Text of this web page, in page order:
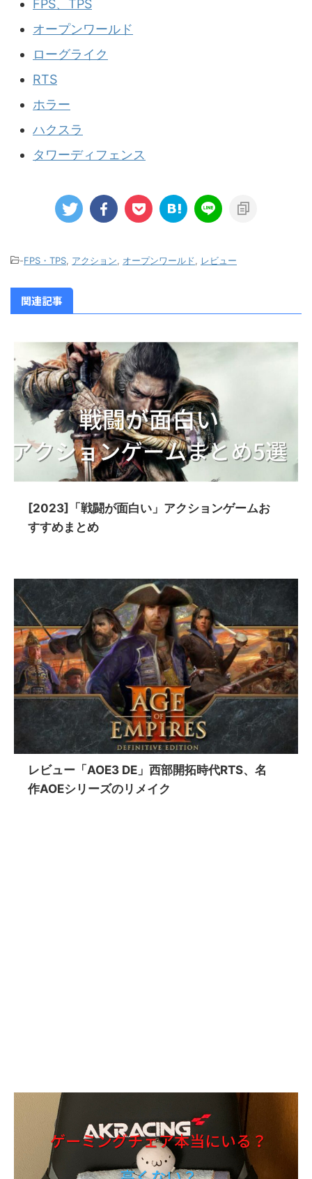
FPS、TPS
オープンワールド
ローグライク
RTS
ホラー
ハクスラ
タワーディフェンス
-FPS・TPS, アクション, オープンワールド, レビュー
関連記事
[2023]「戦闘が面白い」アクションゲームお
すすめまとめ
レビュー「AOE3 DE」西部開拓時代RTS、名
作AOEシリーズのリメイク